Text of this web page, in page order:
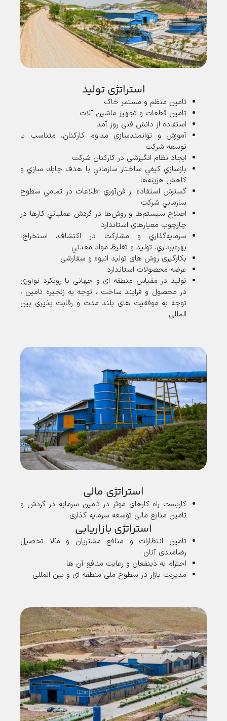
استراتژی تولید
تامین منظم و مستمر خاک
تامین قطعات و تجهیز ماشین آلات
استفاده از دانش فنی روز آمد
آموزش و توانمندسازي مداوم كاركنان، متناسب با
توسعه شركت
ايجاد نظام انگيزشي در کارکنان شرکت
بازسازي كيفي ساختار سازماني با هدف چابك سازي و
كاهش هزينه‌ها
گسترش استفاده از فن‌آوري اطلاعات در تمامي سطوح
سازماني شرکت
اصلاح سيستم‌ها و روش‌ها در گردش عملياتي كارها در
چارچوب معیارهای استاندارد
سرمايه‌گذاري و مشاركت در اكتشاف، استخراج،
بهره‌برداري، توليد و تغليظ مواد معدني
بکارگیری روش های تولید انبوه و سفارشی
عرضه محصولات استاندارد
تولید در مقیاس منطقه ای و جهانی با رویکرد نوآوری
در محصول و فرایند ساخت ، توجه به زنجیره تامین ،
توجه به موفقیت های بلند مدت و رقابت پذیری بین
المللی
استراتژی مالی
کاربست راه کارهای موثر در تامین سرمایه در گردش و
تامین منابع مالی توسعه سرمایه گذاری
استراتژی بازاریابی
تامین انتظارات و منافع مشتریان و مآلا تحصیل
رضامندی آنان
احترام به ذینفعان و رعایت منافع آن ها
مدیریت بازار در سطوح ملی منطقه ای و بین المللی